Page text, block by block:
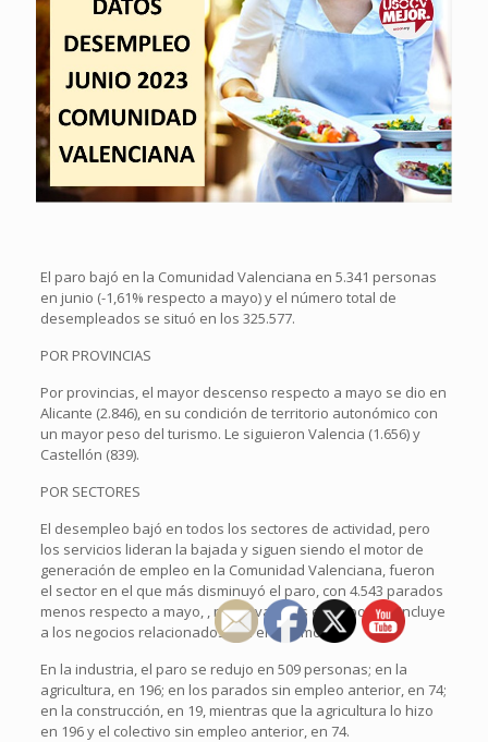
El paro bajó en la Comunidad Valenciana en 5.341 personas
en junio (-1,61% respecto a mayo) y el número total de
desempleados se situó en los 325.577.
POR PROVINCIAS
Por provincias, el mayor descenso respecto a mayo se dio en
Alicante (2.846), en su condición de territorio autonómico con
un mayor peso del turismo. Le siguieron Valencia (1.656) y
Castellón (839).
POR SECTORES
El desempleo bajó en todos los sectores de actividad, pero
los servicios lideran la bajada y siguen siendo el motor de
generación de empleo en la Comunidad Valenciana, fueron
el sector en el que más disminuyó el paro, con 4.543 parados
menos respecto a mayo, , no en vano es el grupo que incluye
a los negocios relacionados con el turismo.
En la industria, el paro se redujo en 509 personas; en la
agricultura, en 196; en los parados sin empleo anterior, en 74;
en la construcción, en 19, mientras que la agricultura lo hizo
en 196 y el colectivo sin empleo anterior, en 74.